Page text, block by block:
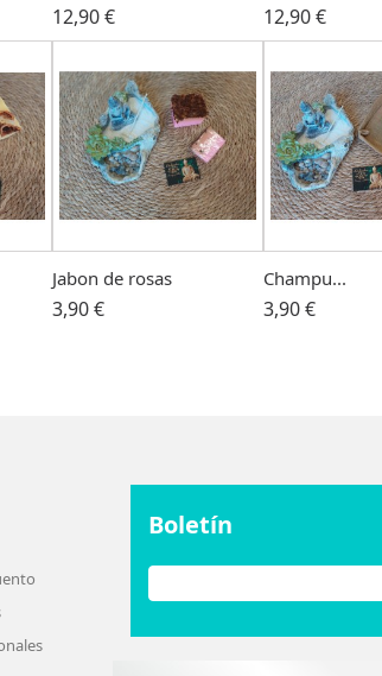
12,90 € 12,90 €
Jabon de rosas
3,90 €
Champu...
3,90 €
Boletín